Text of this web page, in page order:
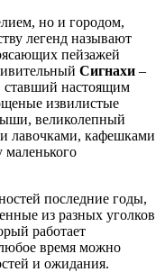
но и городом,
легенд называют
пейзажей
Сигнахи –
ставший настоящим
извилистые
великолепный
лавочками, кафешками
маленького
последние годы,
из разных уголков
работает
время можно
и ожидания.